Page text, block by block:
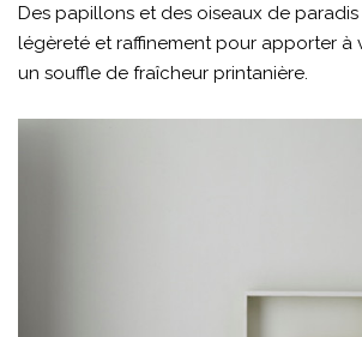
Des papillons et des oiseaux de
légèreté et raffinement pour apporter à
un souffle de fraîcheur printanière.